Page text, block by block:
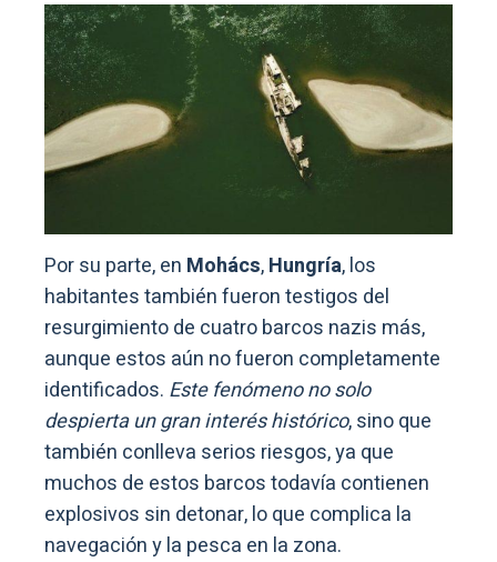
Por su parte, en Mohács,Hungría, los
habitantes también fueron testigos del
resurgimiento de cuatro barcos nazis más,
aunque estos aún no fueron completamente
identificados. Este fenómeno no solo
despierta un gran interés histórico, sino que
también conlleva serios riesgos, ya que
muchos de estos barcos todavía contienen
explosivos sin detonar, lo que complica la
navegación y la pesca en la zona.